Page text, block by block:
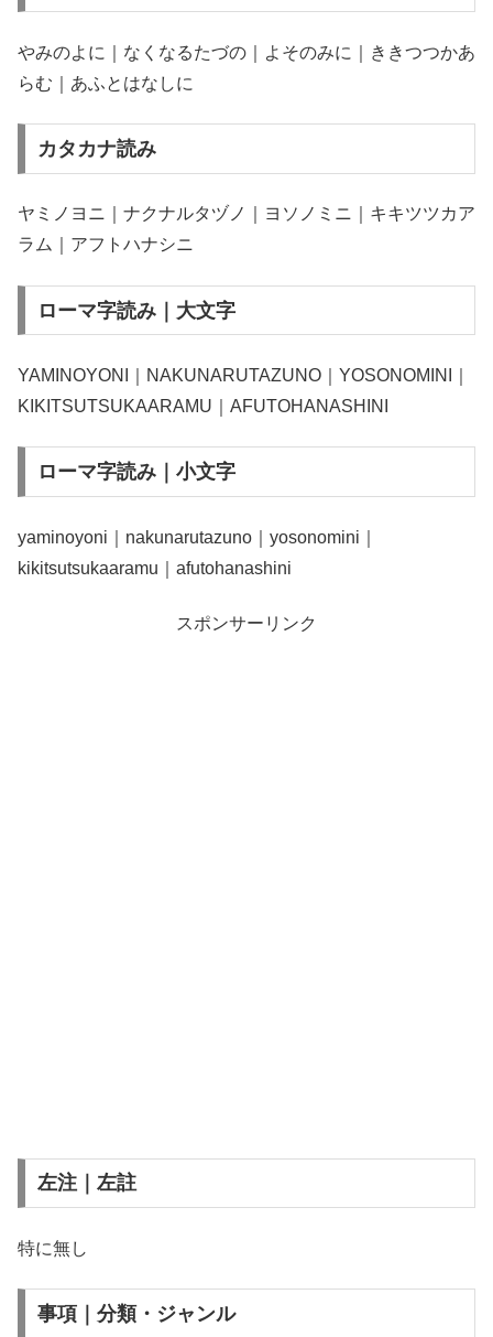
やみのよに｜なくなるたづの｜よそのみに｜ききつつかあ
らむ｜あふとはなしに
カタカナ読み
ヤミノヨニ｜ナクナルタヅノ｜ヨソノミニ｜キキツツカア
ラム｜アフトハナシニ
ローマ字読み｜大文字
YAMINOYONI｜NAKUNARUTAZUNO｜YOSONOMINI｜
KIKITSUTSUKAARAMU｜AFUTOHANASHINI
ローマ字読み｜小文字
yaminoyoni｜nakunarutazuno｜yosonomini｜
kikitsutsukaaramu｜afutohanashini
スポンサーリンク
左注｜左註
特に無し
事項｜分類・ジャンル